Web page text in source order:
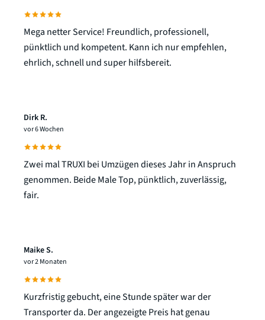
Mega netter Service! Freundlich, professionell,
pünktlich und kompetent. Kann ich nur empfehlen,
ehrlich, schnell und super hilfsbereit.
Dirk R.
vor 6 Wochen
Zwei mal TRUXI bei Umzügen dieses Jahr in Anspruch
genommen. Beide Male Top, pünktlich, zuverlässig,
fair.
Maike S.
vor 2 Monaten
Kurzfristig gebucht, eine Stunde später war der
Transporter da. Der angezeigte Preis hat genau